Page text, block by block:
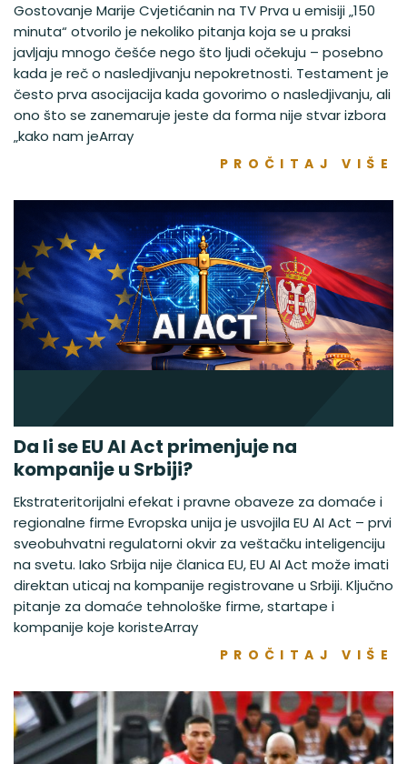
Gostovanje Marije Cvjetićanin na TV Prva u emisiji „150
minuta“ otvorilo je nekoliko pitanja koja se u praksi
javljaju mnogo češće nego što ljudi očekuju – posebno
kada je reč o nasledjivanju nepokretnosti. Testament je
često prva asocijacija kada govorimo o nasledjivanju, ali
ono što se zanemaruje jeste da forma nije stvar izbora
„kako nam jeArray
PROČITAJ VIŠE
Da li se EU AI Act primenjuje na
kompanije u Srbiji?
Ekstrateritorijalni efekat i pravne obaveze za domaće i
regionalne firme Evropska unija je usvojila EU AI Act – prvi
sveobuhvatni regulatorni okvir za veštačku inteligenciju
na svetu. Iako Srbija nije članica EU, EU AI Act može imati
direktan uticaj na kompanije registrovane u Srbiji. Ključno
pitanje za domaće tehnološke firme, startape i
kompanije koje koristeArray
PROČITAJ VIŠE